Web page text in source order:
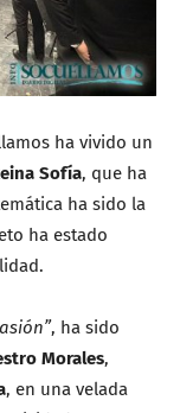
ha vivido un
Sofía, que ha
ha sido la
ha estado
, ha sido
Morales,
, en una velada